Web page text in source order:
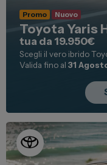
Promo Nuovo
Toyota Yaris
tua da 19.950€
Scegli il vero ibrido
Valida fino al31